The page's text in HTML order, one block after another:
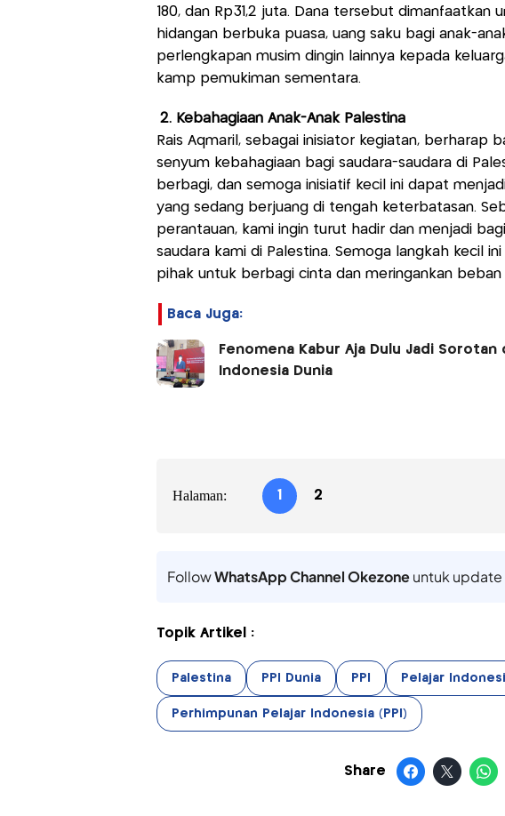
180, dan Rp31,2 juta. Dana tersebut
hidangan berbuka puasa, uang saku bagi anak-
perlengkapan musim dingin lainnya kepada
kamp pemukiman sementara.
2. Kebahagiaan Anak-Anak Palestina
Rais Aqmaril, sebagai inisiator kegiatan, berharap
senyum kebahagiaan bagi saudara-saudara di
berbagi, dan semoga inisiatif kecil ini dapat
yang sedang berjuang di tengah keterbatasan.
perantauan, kami ingin turut hadir dan menjadi
saudara kami di Palestina. Semoga langkah kecil
pihak untuk berbagi cinta dan meringankan beban
Baca Juga:
Fenomena Kabur Aja Dulu Jadi
Indonesia Dunia
Halaman: 1 2
FollowWhatsApp Channel Okezoneuntuk update
Topik Artikel :
Palestina PPI Dunia PPI Pelajar
Perhimpunan Pelajar Indonesia (PPI)
Share